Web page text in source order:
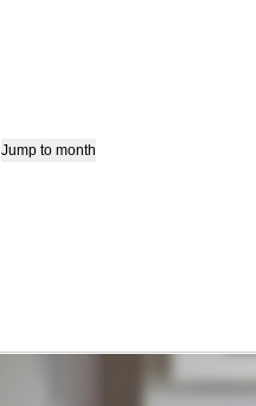
Jump to month